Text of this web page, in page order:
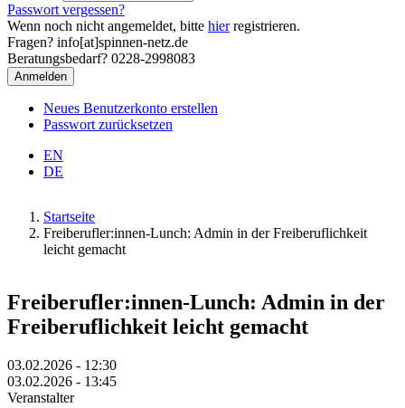
Passwort vergessen?
Wenn noch nicht angemeldet, bitte hierregistrieren.
Fragen? info[at]spinnen-netz.de
Beratungsbedarf? 0228-2998083
Neues Benutzerkonto erstellen
Passwort zurücksetzen
EN
DE
Pfadnavigation
Startseite
Freiberufler:innen-Lunch: Admin in der Freiberuflichkeit
leicht gemacht
Freiberufler:innen-Lunch: Admin in der
Freiberuflichkeit leicht gemacht
03.02.2026 - 12:30
03.02.2026 - 13:45
Veranstalter